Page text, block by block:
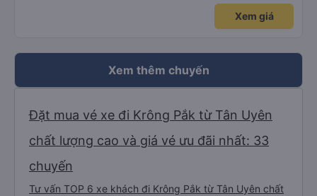
Xem giá
Xem thêm chuyến
Đặt mua vé xe đi Krông Pắk từ Tân Uyên
chất lượng cao và giá vé ưu đãi nhất: 33
chuyến
Tư vấn TOP 6 xe khách đi Krông Pắk từ Tân Uyên chất